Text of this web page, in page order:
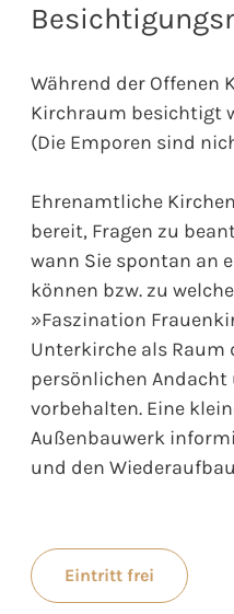
Während der Offenen
Kirchraum besichtigt
(Die Emporen sind
Ehrenamtliche
bereit, Fragen zu
wann Sie spontan an
können bzw. zu
»Faszination
Unterkirche als Raum
persönlichen Andacht
vorbehalten. Eine
Außenbauwerk
und den
Eintritt frei